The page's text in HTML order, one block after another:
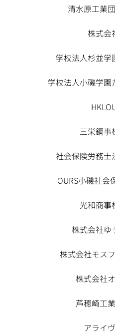
清水原工業
株式会
学校法人杉並学
学校法人小磯学園
三栄鋼事
社会保険労務士
OURS小磯社会
光和商事
株式会社ゆ
株式会社モス
株式会社
芦穂崎工
アライ